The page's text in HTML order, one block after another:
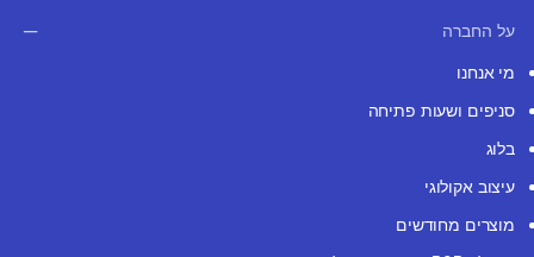
על החברה
מי אנחנו
סניפים ושעות פתיחה
בלוג
עיצוב אקולוגי
מוצרים מחודשים